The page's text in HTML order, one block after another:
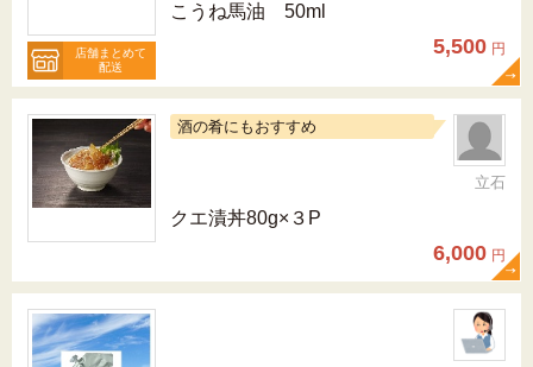
店舗まとめて
配送
こうね馬油 50ml
5,500 円
酒の肴にもおすすめ
立石
クエ漬丼80g×３P
6,000 円